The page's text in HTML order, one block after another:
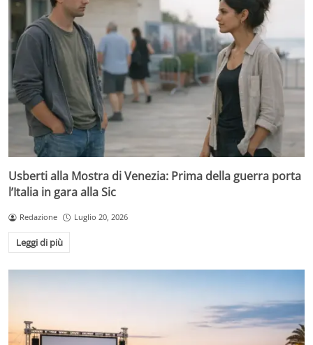
Usberti alla Mostra di Venezia: Prima della guerra porta
l’Italia in gara alla Sic
Redazione Luglio 20, 2026
Leggi di più